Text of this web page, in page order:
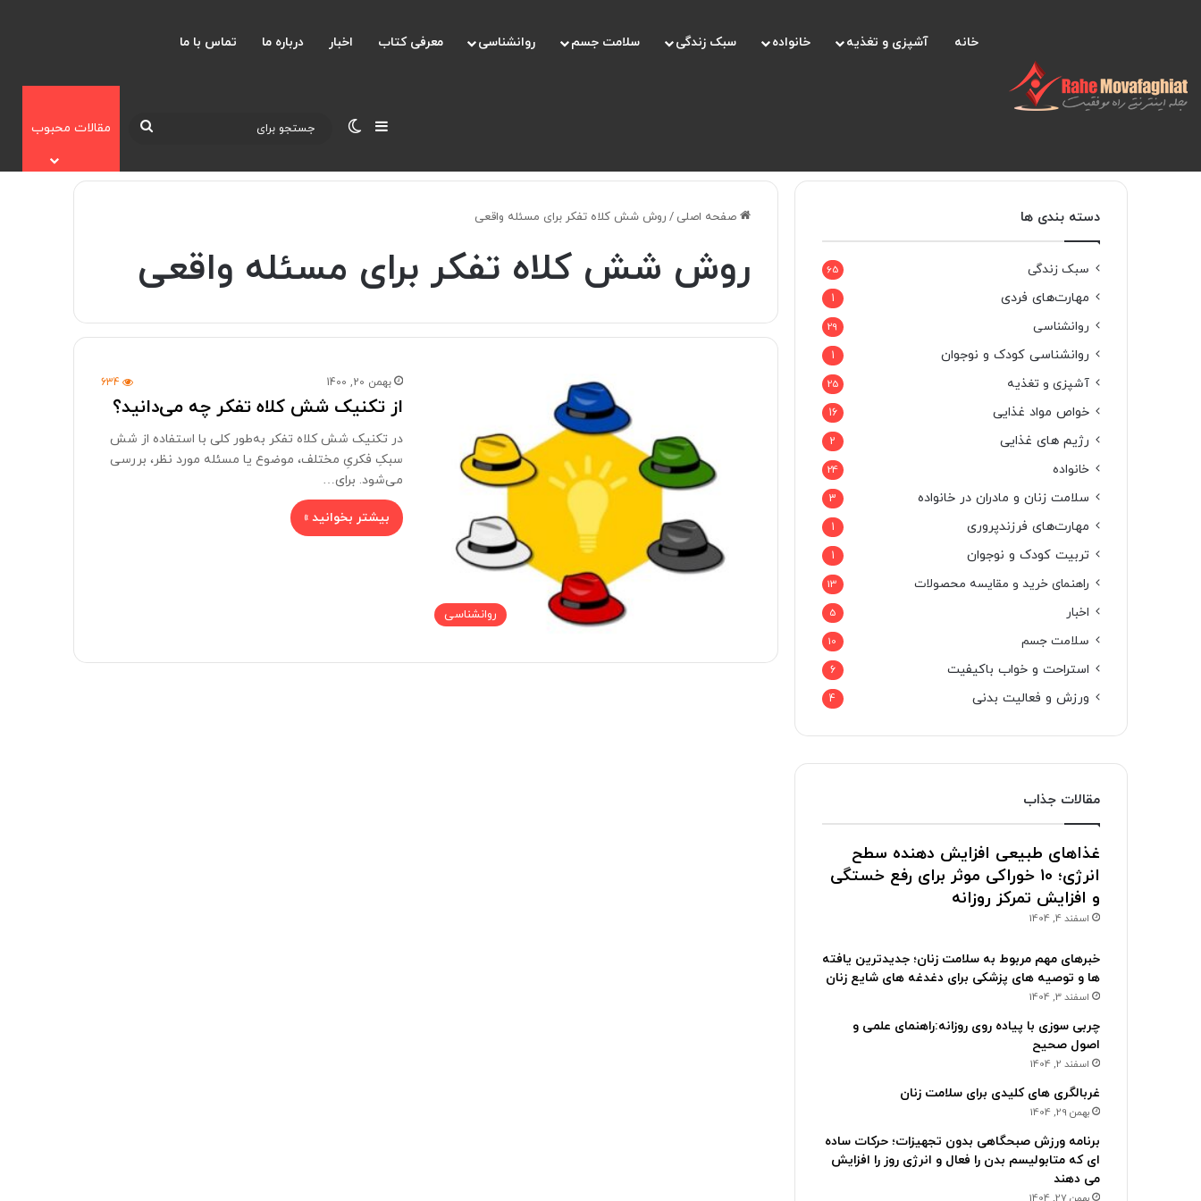
خانه آشپزی و تغذیه خانواده سبک زندگی سلامت جسم روانشناسی معرفی کتاب اخبار درباره ما تماس با ما
نوارکناریتغییر پوسته
جستجومقالات محبوب
صفحه اصلی / روش شش کلاه تفکر برای مسئله واقعی
روش شش کلاه تفکر برای مسئله واقعی
روانشناسی
بهمن 20, 1400 634
از تکنیک شش کلاه تفکر چه می‌دانید؟
در تکنیک شش کلاه تفکر به‌طور کلی با استفاده از شش
سبکِ فکریِ مختلف، موضوع یا مسئله مورد نظر، بررسی
می‌شود. برای…
بیشتر بخوانید »
دسته بندی ها
سبک زندگی 65
مهارت‌های فردی 1
روانشناسی 29
روانشناسی کودک و نوجوان 1
آشپزی و تغذیه 25
خواص مواد غذایی 16
رژیم های غذایی 2
خانواده 24
سلامت زنان و مادران در خانواده 3
مهارت‌های فرزندپروری 1
تربیت کودک و نوجوان 1
راهنمای خرید و مقایسه محصولات 13
اخبار 5
سلامت جسم 10
استراحت و خواب باکیفیت 6
ورزش و فعالیت بدنی 4
مقالات جذاب
غذاهای طبیعی افزایش دهنده سطح
انرژی؛ 10 خوراکی موثر برای رفع خستگی
و افزایش تمرکز روزانه
اسفند 4, 1404
خبرهای مهم مربوط به سلامت زنان؛ جدیدترین یافته
ها و توصیه های پزشکی برای دغدغه های شایع زنان
اسفند 3, 1404
چربی سوزی با پیاده روی روزانه:راهنمای علمی و
اصول صحیح
اسفند 2, 1404
غربالگری های کلیدی برای سلامت زنان
بهمن 29, 1404
برنامه ورزش صبحگاهی بدون تجهیزات؛ حرکات ساده
ای که متابولیسم بدن را فعال و انرژی روز را افزایش
می دهند